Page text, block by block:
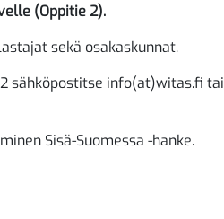
(Oppitie 2).
sekä osakaskunnat.
sähköpostitse info(at)witas.fi tai
Sisä-Suomessa -hanke.